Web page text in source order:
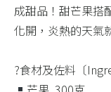
成甜品！甜芒果搭
化開，炎熱的天氣
?食材及佐料〔